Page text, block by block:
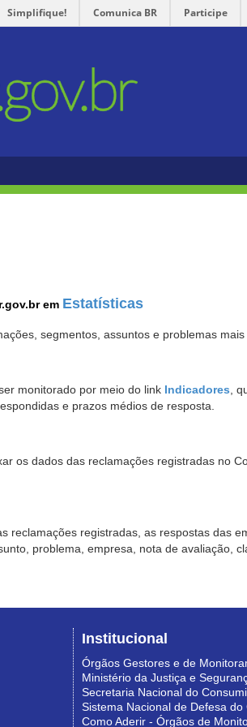
Simplifique! Comunica BR Participe
em Estatísticas
segmentos, assuntos e problemas
monitorado por meio do link Indicadores,
e prazos médios de resposta.
os dados das reclamações registradas no
reclamações registradas, as respostas das
problema, empresa, nota de avaliação,
Institucional
Órgãos Gestores e de
Ministério da Justiça e
Secretaria Nacional do
Sistema Nacional de Defesa do
Como Aderir - Órgãos de